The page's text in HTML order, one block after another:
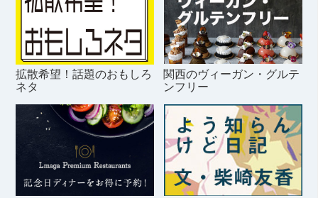
拡散希望！話題のおもしろ
ネタ
関西のヴィーガン・グルテ
ンフリー